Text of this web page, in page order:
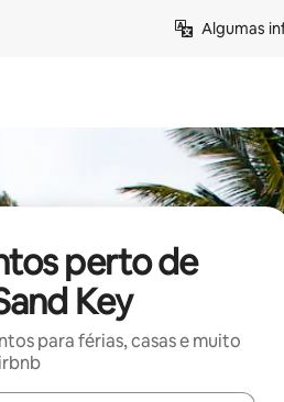
Algumas
perto de
Key
para férias, casas e muito